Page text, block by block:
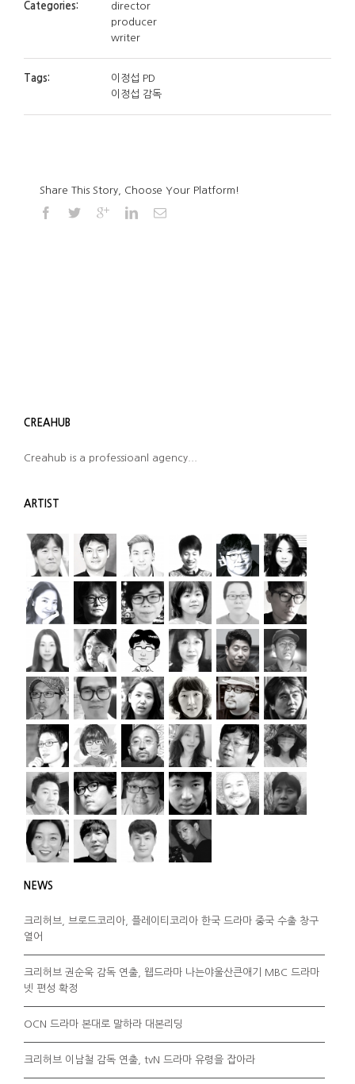
Categories:
director
producer
writer
Tags:
이정섭 PD
이정섭 감독
Share This Story, Choose Your Platform!
CREAHUB
Creahub is a professioanl agency...
ARTIST
NEWS
크리허브, 브로드코리아, 플레이티코리아 한국 드라마 중국 수출 창구
열어
크리허브 권순욱 감독 연출, 웹드라마 나는야울산큰애기 MBC 드라마
넷 편성 확정
OCN 드라마 본대로 말하라 대본리딩
크리허브 이남철 감독 연출, tvN 드라마 유령을 잡아라